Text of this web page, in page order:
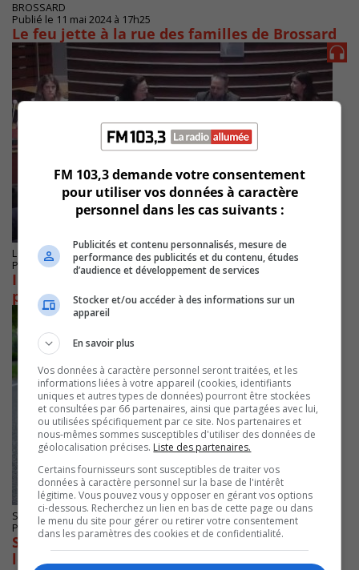
BROSSARD
Publié le 11 mai 2024 à 17h25
Le feu jette à la rue des familles de Brossard
LONGUEUIL
Publié le 5 avril 2023 à 17h02
Inondations : Longueuil veut s’inspirer des
pays scandinaves
SAINT-BRUNO-DE-MONTARVILLE
Publié le 14 Décembre 2021 à 16h28
Saint-Bruno répare les dommages causés par
les vents
FM 103,3 demande votre consentement
pour utiliser vos données à caractère
personnel dans les cas suivants :
Publicités et contenu personnalisés, mesure de
performance des publicités et du contenu, études
d’audience et développement de services
Stocker et/ou accéder à des informations sur un
appareil
En savoir plus
Vos données à caractère personnel seront traitées, et les
informations liées à votre appareil (cookies, identifiants
uniques et autres types de données) pourront être stockées
et consultées par 66 partenaires, ainsi que partagées avec lui,
ou utilisées spécifiquement par ce site. Nos partenaires et
nous-mêmes sommes susceptibles d'utiliser des données de
géolocalisation précises. Liste des partenaires.
Certains fournisseurs sont susceptibles de traiter vos
données à caractère personnel sur la base de l'intérêt
légitime. Vous pouvez vous y opposer en gérant vos options
ci-dessous. Recherchez un lien en bas de cette page ou dans
le menu du site pour gérer ou retirer votre consentement
dans les paramètres des cookies et de confidentialité.